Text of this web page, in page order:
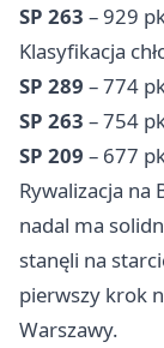
SP 263 – 929
Klasyfikacja
SP 289 – 774
SP 263 – 754
SP 209 – 677
Rywalizacja na
nadal ma
stanęli na
pierwszy krok
Warszawy.